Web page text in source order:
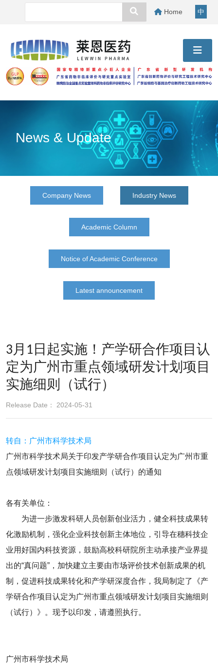
Home 中
News & Update
Company News Industry News
Academic Column
Notice of Academic Conference
Latest announcement
3月1日起实施！产学研合作项目认
定为广州市重点领域研发计划项目
实施细则（试行）
Release Date： 2024-05-31
转自：广州市科学技术局
广州市科学技术局关于印发产学研合作项目认定为广州市重
点领域研发计划项目实施细则（试行）的通知
各有关单位：
为进一步激发科研人员创新创业活力，健全科技成果转
化激励机制，强化企业科技创新主体地位，引导在穗科技企
业用好国内科技资源，鼓励高校科研院所主动承接产业界提
出的“真问题”，加快建立主要由市场评价技术创新成果的机
制，促进科技成果转化和产学研深度合作，我局制定了《产
学研合作项目认定为广州市重点领域研发计划项目实施细则
（试行）》。现予以印发，请遵照执行。
广州市科学技术局